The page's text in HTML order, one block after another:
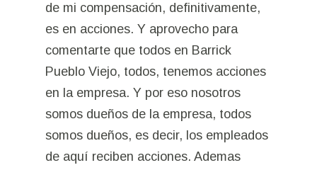
de mi compensación, definitivamente,
es en acciones. Y aprovecho para
comentarte que todos en Barrick
Pueblo Viejo, todos, tenemos acciones
en la empresa. Y por eso nosotros
somos dueños de la empresa, todos
somos dueños, es decir, los empleados
de aquí reciben acciones. Ademas